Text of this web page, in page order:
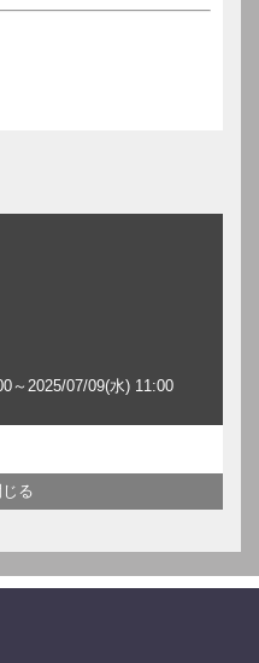
～2025/07/09(水) 11:00